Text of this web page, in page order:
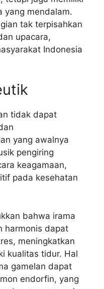
yang mendalam.
tak terpisahkan
upacara,
Indonesia
tidak dapat
yang awalnya
pengiring
keagamaan,
pada kesehatan
bahwa irama
harmonis dapat
meningkatkan
kualitas tidur. Hal
gamelan dapat
endorfin, yang